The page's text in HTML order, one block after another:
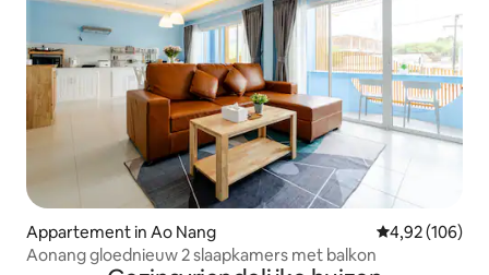
Appartement in Ao Nang Gemiddelde
4,92 (106)
Aonang gloednieuw 2 slaapkamers met balkon